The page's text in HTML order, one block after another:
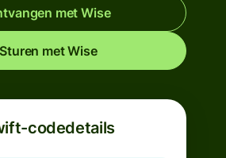
met Wise
Sturen met Wise
codedetails